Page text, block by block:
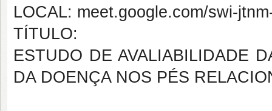
LOCAL: meet.google.com/swi-
TÍTULO:
ESTUDO DE AVALIABILIDADE
DA DOENÇA NOS PÉS